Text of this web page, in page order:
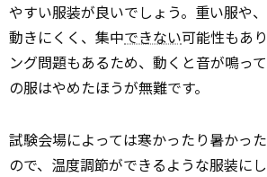
やすい服装が良いでしょう。重い服や
動きにくく、集中できない可能性もあ
ング問題もあるため、動くと音が鳴っ
の服はやめたほうが無難です。
試験会場によっては寒かったり暑かっ
ので、温度調節ができるような服装に